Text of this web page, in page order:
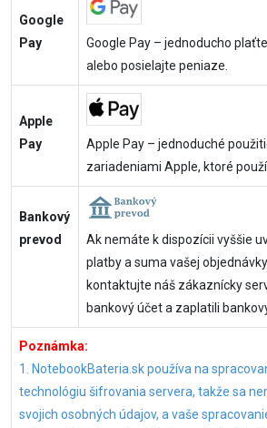
Google
Pay
Google Pay – jednoducho
alebo posielajte peniaze.
Apple
Pay
Apple Pay – jednoduché
zariadeniami Apple, ktoré
Bankový
prevod
Ak nemáte k dispozícii vyššie
platby a suma vašej
kontaktujte náš zákaznícky
bankový účet a zaplatili
Poznámka:
1. NotebookBateria.sk používa na
technológiu šifrovania servera, takže sa
svojich osobných údajov, a vaše